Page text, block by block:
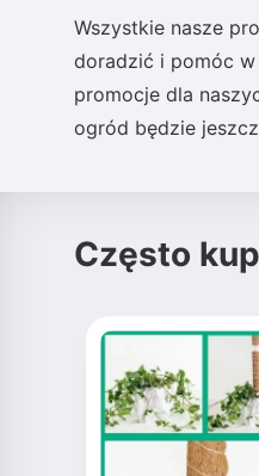
Wszystkie nasze
doradzić i pomóc
promocje dla
ogród będzie
Często